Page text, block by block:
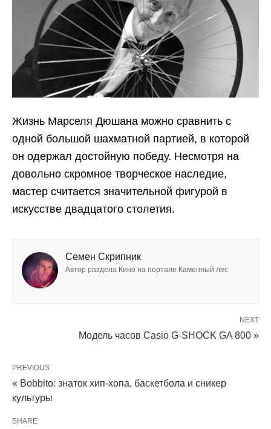
Жизнь Марселя Дюшана можно сравнить с
одной большой шахматной партией, в которой
он одержал достойную победу. Несмотря на
довольно скромное творческое наследие,
мастер считается значительной фигурой в
искусстве двадцатого столетия.
Семен Скрипник
Автор раздела Кино на портале Каменный лес
NEXT
Модель часов Casio G-SHOCK GA 800 »
PREVIOUS
« Bobbito: знаток хип-хопа, баскетбола и сникер
культуры
SHARE